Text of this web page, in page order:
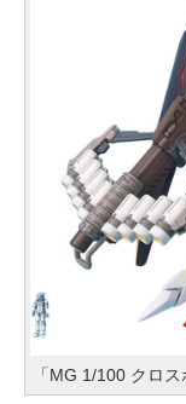
「MG 1/100 クロ